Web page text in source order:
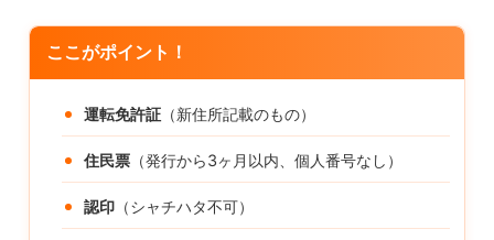
ここがポイント！
運転免許証 （新住所記載のもの）
住民票 （発行から3ヶ月以内、個人番号なし）
認印 （シャチハタ不可）